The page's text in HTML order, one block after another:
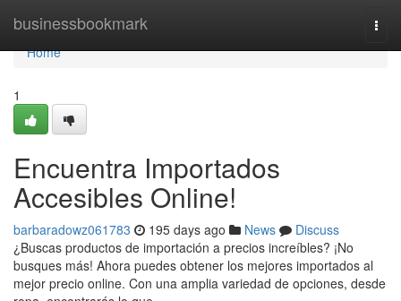
businessbookmark
Home
Home
1
Encuentra Importados
Accesibles Online!
barbaradowz061783 195 days ago News
Discuss
¿Buscas productos de importación a precios increíbles? ¡No
busques más! Ahora puedes obtener los mejores importados al
mejor precio online. Con una amplia variedad de opciones, desde